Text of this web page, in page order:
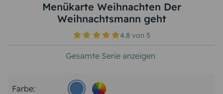
Menükarte Weihnachten Der
Weihnachtsmann geht
4.8 von5
Gesamte Serie anzeigen
Farbe: